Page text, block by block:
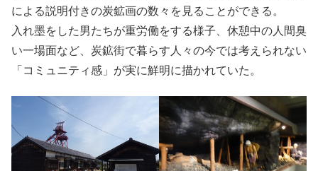
による説明付きの炭鉱画の数々を見ることができる。
入れ墨をした男たちが重労働をする様子、休憩中の人間臭
い一場面など、炭鉱街で暮らす人々の今では考えられない
「コミュニティ感」が実に鮮明に描かれていた。